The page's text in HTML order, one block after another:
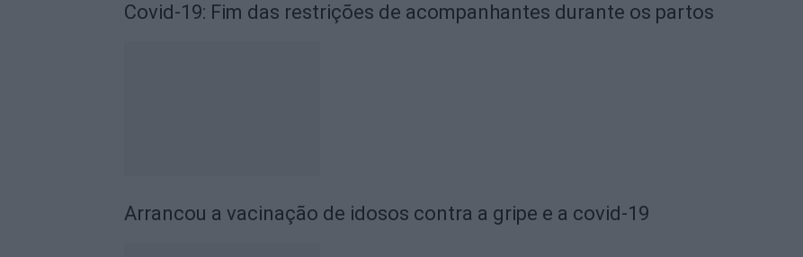
Covid-19: Fim das restrições de acompanhantes durante os partos
Arrancou a vacinação de idosos contra a gripe e a covid-19